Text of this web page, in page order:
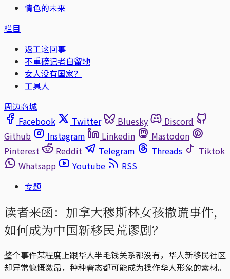
情色的未来
栏目
返工这回事
不重磅记者自留地
女人没有国家？
工具人
周边商城
Facebook
Twitter Bluesky
Discord
Github
Instagram Linkedin
Mastodon
Pinterest
Reddit Telegram Threads
Tiktok
Whatsapp
Youtube
RSS
专题
读者来函：加拿大穆斯林女孩撒谎事件，
如何成为中国新移民荒谬剧？
整个事件某程度上跟华人半毛钱关系都没有，华人新移民社区
却异常慷慨激昂，种种窘态都可能成为操作华人形象的素材。